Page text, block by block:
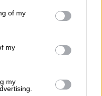
You may click to
its third-party tags to
in below Google
of my
my
my
Μητσιά, που
Θεσσαλονίκη.
να